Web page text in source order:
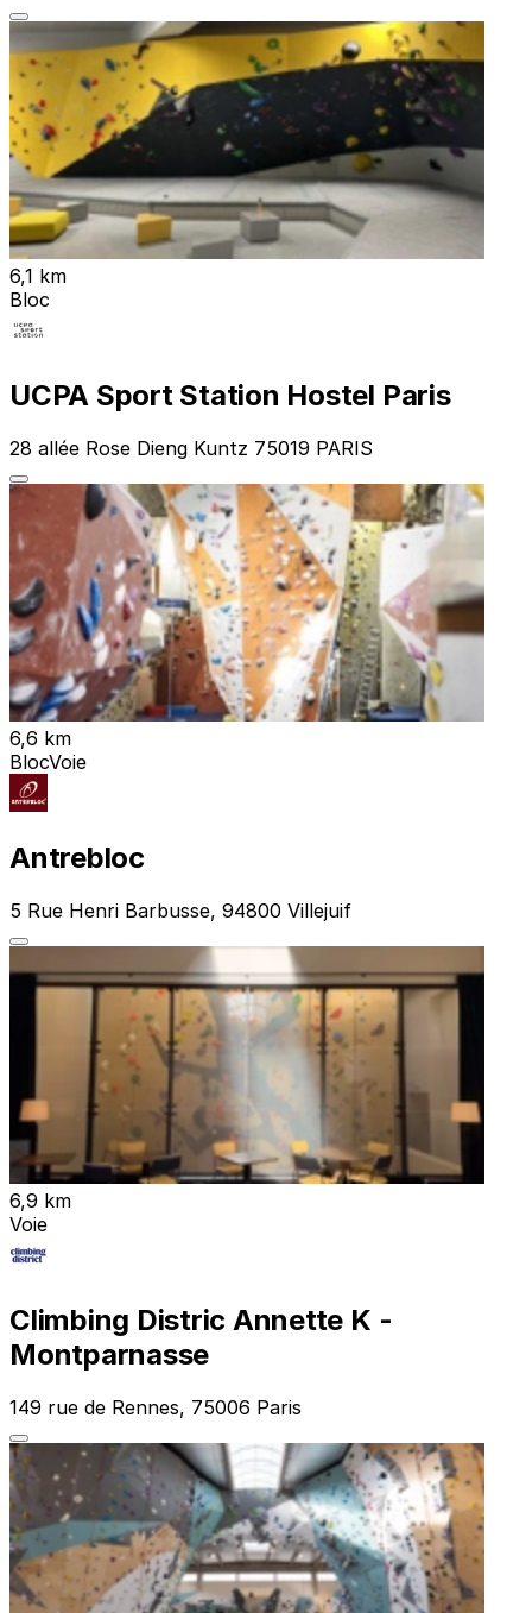
6,1 km
Bloc
UCPA Sport Station Hostel Paris
28 allée Rose Dieng Kuntz 75019 PARIS
6,6 km
BlocVoie
Antrebloc
5 Rue Henri Barbusse, 94800 Villejuif
6,9 km
Voie
Climbing Distric Annette K -
Montparnasse
149 rue de Rennes, 75006 Paris